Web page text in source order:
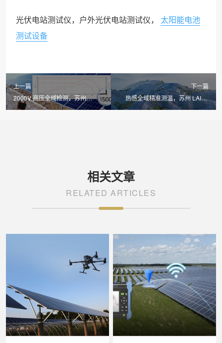
光伏电站测试仪，户外光伏电站测试仪，
太阳能电池
测试设备
上一篇
2000V 高压全域检测，苏州
LAILX LX-PV33 便携式 IV 测试仪
下一篇
热感全域精准测温，苏州 LAILX
LX-F100 手持红外热成像仪筑牢光
相关文章
RELATED ARTICLES